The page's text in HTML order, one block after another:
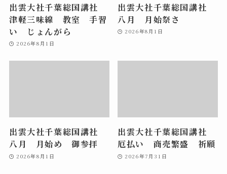
出雲大社千葉総国講社
津軽三味線 教室 手習
い じょんがら
2026年8月1日
出雲大社千葉総国講社
八月 月始祭さ
2026年8月1日
出雲大社千葉総国講社
八月 月始め 御参拝
2026年8月1日
出雲大社千葉総国講社
厄払い 商売繁盛 祈願
2026年7月31日